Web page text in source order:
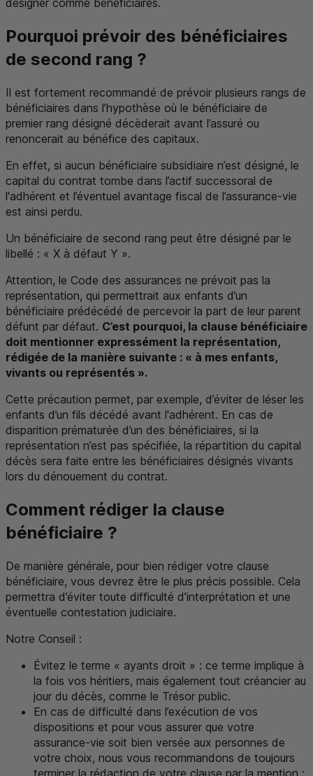
désigner comme bénéficiaires.
Pourquoi prévoir des bénéficiaires
de second rang ?
Il est fortement recommandé de prévoir plusieurs rangs de
bénéficiaires dans l’hypothèse où le bénéficiaire de
premier rang désigné décèderait avant l’assuré ou
renoncerait au bénéfice des capitaux.
En effet, si aucun bénéficiaire subsidiaire n’est désigné, le
capital du contrat tombe dans l’actif successoral de
l'adhérent et l’éventuel avantage fiscal de l’assurance-vie
est ainsi perdu.
Un bénéficiaire de second rang peut être désigné par le
libellé : « X à défaut Y ».
Attention, le Code des assurances ne prévoit pas la
représentation, qui permettrait aux enfants d’un
bénéficiaire prédécédé de percevoir la part de leur parent
défunt par défaut. C’est pourquoi, la clause bénéficiaire
doit mentionner expressément la représentation,
rédigée de la manière suivante : « à mes enfants,
vivants ou représentés ».
Cette précaution permet, par exemple, d’éviter de léser les
enfants d’un fils décédé avant l'adhérent. En cas de
disparition prématurée d’un des bénéficiaires, si la
représentation n’est pas spécifiée, la répartition du capital
décès sera faite entre les bénéficiaires désignés vivants
lors du dénouement du contrat.
Comment rédiger la clause
bénéficiaire ?
De manière générale, pour bien rédiger votre clause
bénéficiaire, vous devrez être le plus précis possible. Cela
permettra d’éviter toute difficulté d’interprétation et une
éventuelle contestation judiciaire.
Notre Conseil :
Évitez le terme « ayants droit » : ce terme implique à
la fois vos héritiers, mais également tout créancier au
jour du décès, comme le Trésor public.
En cas de difficulté dans l’exécution de vos
dispositions et pour vous assurer que votre
assurance-vie soit bien versée aux personnes de
votre choix, nous vous recommandons de toujours
terminer la rédaction de votre clause par la mention :